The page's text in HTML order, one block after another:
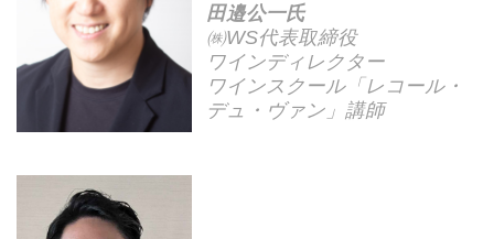
田邉公一氏
㈱WS代表取締役
ワインディレクター
ワインスクール「レコール・
デュ・ヴァン」講師